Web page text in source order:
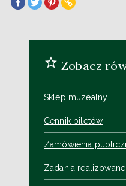
Zobacz
Sklep muzealny
Cennik biletów
Zamówienia
Zadania